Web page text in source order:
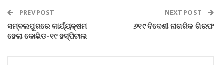
PREV POST
ସମ୍ବଲପୁରରେ କାର୍ଯ୍ୟକ୍ଷମ
ହେଲା କୋଭିଡ-୧୯ ହସ୍ପିଟାଲ
NEXT POST
୬୧୯ ବିଦେଶୀ ନାଗରିକ ଗିରଫ